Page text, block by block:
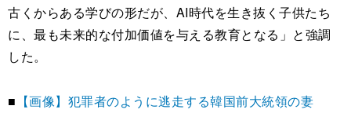
古くからある学びの形だが、AI時代を生き抜く子供たち
に、最も未来的な付加価値を与える教育となる」と強調
した。
■ 【画像】犯罪者のように逃走する韓国前大統領の妻